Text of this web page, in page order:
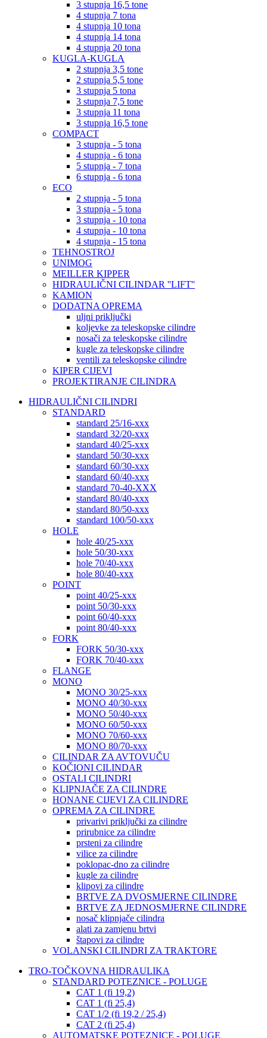
3 stupnja 16,5 tone
4 stupnja 7 tona
4 stupnja 10 tona
4 stupnja 14 tona
4 stupnja 20 tona
KUGLA-KUGLA
2 stupnja 3,5 tone
2 stupnja 5,5 tone
3 stupnja 5 tona
3 stupnja 7,5 tone
3 stupnja 11 tona
3 stupnja 16,5 tone
COMPACT
3 stupnja - 5 tona
4 stupnja - 6 tona
5 stupnja - 7 tona
6 stupnja - 6 tona
ECO
2 stupnja - 5 tona
3 stupnja - 5 tona
3 stupnja - 10 tona
4 stupnja - 10 tona
4 stupnja - 15 tona
TEHNOSTROJ
UNIMOG
MEILLER KIPPER
HIDRAULIČNI CILINDAR ''LIFT''
KAMION
DODATNA OPREMA
uljni priključki
koljevke za teleskopske cilindre
nosači za teleskopske cilindre
kugle za teleskopske cilindre
ventili za teleskopske cilindre
KIPER CIJEVI
PROJEKTIRANJE CILINDRA
HIDRAULIČNI CILINDRI
STANDARD
standard 25/16-xxx
standard 32/20-xxx
standard 40/25-xxx
standard 50/30-xxx
standard 60/30-xxx
standard 60/40-xxx
standard 70-40-XXX
standard 80/40-xxx
standard 80/50-xxx
standard 100/50-xxx
HOLE
hole 40/25-xxx
hole 50/30-xxx
hole 70/40-xxx
hole 80/40-xxx
POINT
point 40/25-xxx
point 50/30-xxx
point 60/40-xxx
point 80/40-xxx
FORK
FORK 50/30-xxx
FORK 70/40-xxx
FLANGE
MONO
MONO 30/25-xxx
MONO 40/30-xxx
MONO 50/40-xxx
MONO 60/50-xxx
MONO 70/60-xxx
MONO 80/70-xxx
CILINDAR ZA AVTOVUČU
KOČIONI CILINDAR
OSTALI CILINDRI
KLIPNJAČE ZA CILINDRE
HONANE CIJEVI ZA CILINDRE
OPREMA ZA CILINDRE
privarivi priključki za cilindre
prirubnice za cilindre
prsteni za cilindre
vilice za cilindre
poklopac-dno za cilindre
kugle za cilindre
klipovi za cilindre
BRTVE ZA DVOSMJERNE CILINDRE
BRTVE ZA JEDNOSMJERNE CILINDRE
nosač klipnjače cilindra
alati za zamjenu brtvi
štapovi za cilindre
VOLANSKI CILINDRI ZA TRAKTORE
TRO-TOČKOVNA HIDRAULIKA
STANDARD POTEZNICE - POLUGE
CAT 1 (fi 19,2)
CAT 1 (fi 25,4)
CAT 1/2 (fi 19,2 / 25,4)
CAT 2 (fi 25,4)
AUTOMATSKE POTEZNICE - POLUGE